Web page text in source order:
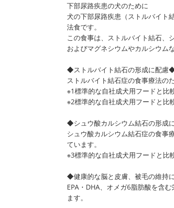
下部尿路疾患の犬のために
犬の下部尿路疾患（ストルバイト
法食です。
この食事は、ストルバイト結石、
およびマグネシウムやカルシウム
◆ストルバイト結石の形成に配慮
ストルバイト結石症の食事療法の
※1標準的な自社成犬用フードと比
※2標準的な自社成犬用フードと比
◆シュウ酸カルシウム結石の形成
シュウ酸カルシウム結石症の食事
ています。
※3標準的な自社成犬用フードと比
◆健康的な脳と皮膚、被毛の維持
EPA・DHA、オメガ6脂肪酸を含
ます。